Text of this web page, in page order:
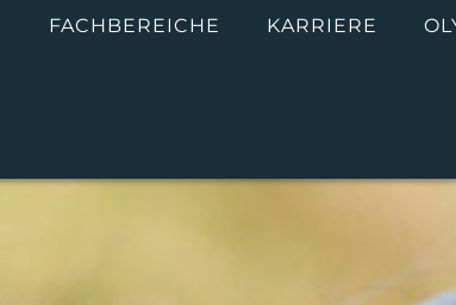
FACHBEREICHE KARRIERE